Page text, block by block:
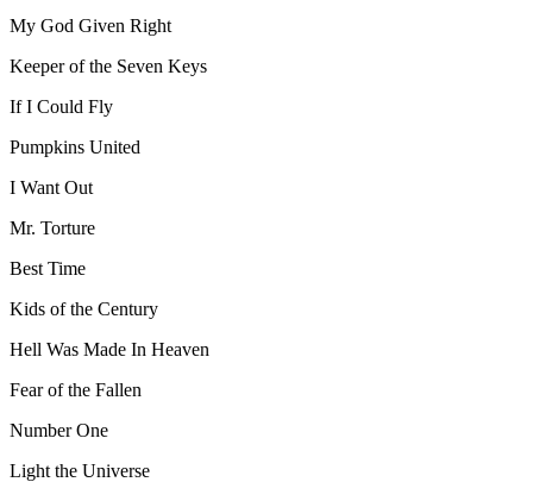
My God Given Right
Keeper of the Seven Keys
If I Could Fly
Pumpkins United
I Want Out
Mr. Torture
Best Time
Kids of the Century
Hell Was Made In Heaven
Fear of the Fallen
Number One
Light the Universe